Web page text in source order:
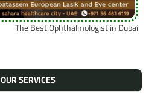
The Best Ophthalmologist in Dubai
OUR SERVICES